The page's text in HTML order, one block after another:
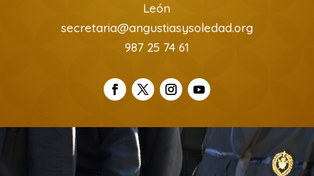
León
secretaria@angustiasysoledad.org
987 25 74 61